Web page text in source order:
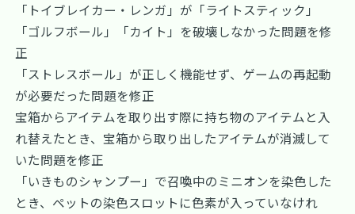
「トイブレイカー・レンガ」が「ライトスティック」
「ゴルフボール」「カイト」を破壊しなかった問題を修
正
「ストレスボール」が正しく機能せず、ゲームの再起動
が必要だった問題を修正
宝箱からアイテムを取り出す際に持ち物のアイテムと入
れ替えたとき、宝箱から取り出したアイテムが消滅して
いた問題を修正
「いきものシャンプー」で召喚中のミニオンを染色した
とき、ペットの染色スロットに色素が入っていなけれ